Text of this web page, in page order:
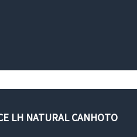
LH NATURAL CANHOTO